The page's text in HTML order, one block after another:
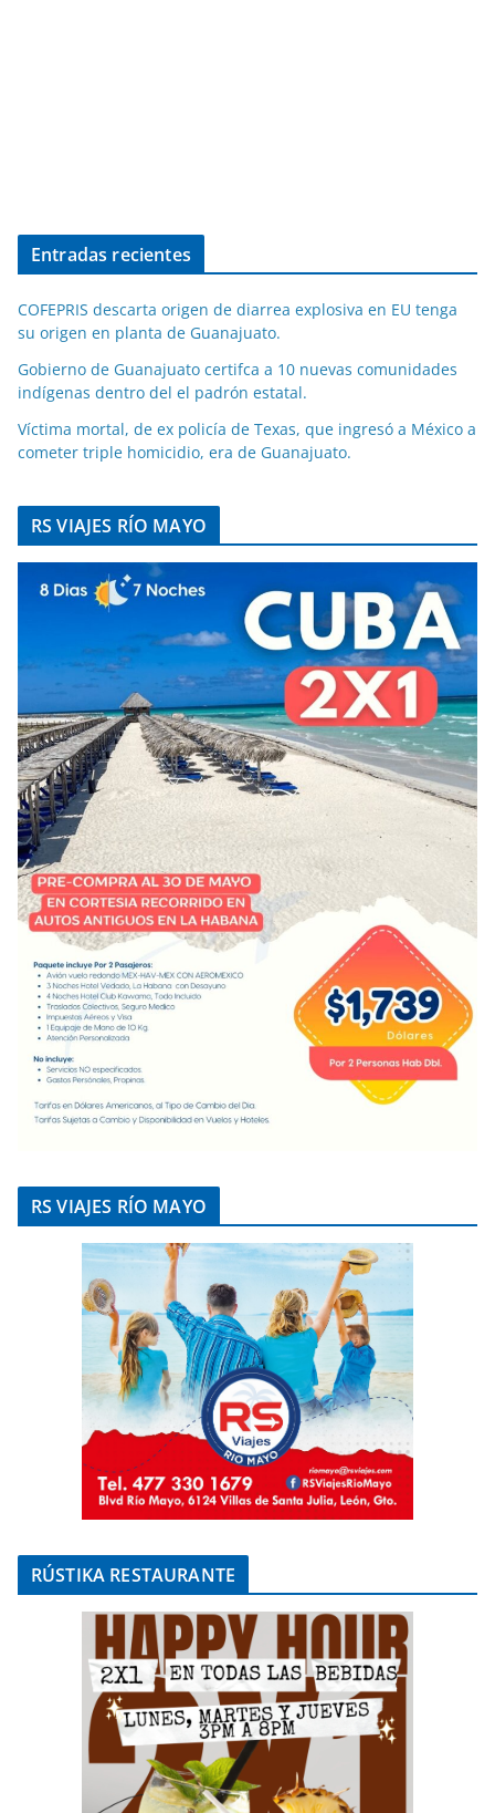
Entradas recientes
COFEPRIS descarta origen de diarrea explosiva en EU tenga
su origen en planta de Guanajuato.
Gobierno de Guanajuato certifca a 10 nuevas comunidades
indígenas dentro del el padrón estatal.
Víctima mortal, de ex policía de Texas, que ingresó a México a
cometer triple homicidio, era de Guanajuato.
RS VIAJES RÍO MAYO
RS VIAJES RÍO MAYO
RÚSTIKA RESTAURANTE